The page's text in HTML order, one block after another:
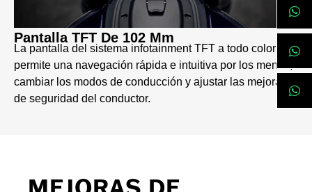
Pantalla TFT De 102 Mm
La pantalla del sistema infotainment TFT a todo color
permite una navegación rápida e intuitiva por los menús,
cambiar los modos de conducción y ajustar las mejoras
de seguridad del conductor.